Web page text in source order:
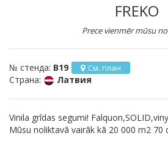
FREKO
Prece vienmēr mūsu
№ стенда: B19 См. план
Страна: Латвия
Vinila grīdas segumi!
Mūsu noliktavā vairāk kā 20 000 m2 70